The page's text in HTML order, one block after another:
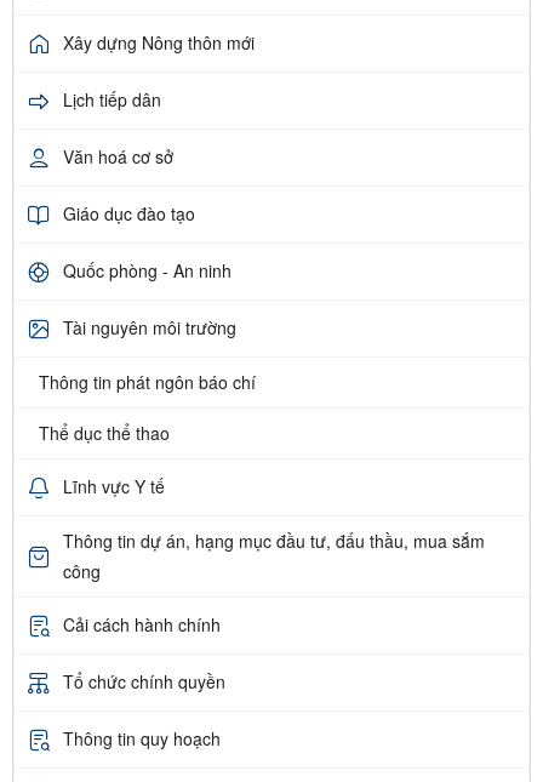
Xây dựng Nông thôn mới
Lịch tiếp dân
Văn hoá cơ sở
Giáo dục đào tạo
Quốc phòng - An ninh
Tài nguyên môi trường
Thông tin phát ngôn báo chí
Thể dục thể thao
Lĩnh vực Y tế
Thông tin dự án, hạng mục đầu tư, đấu thầu, mua sắm
công
Cải cách hành chính
Tổ chức chính quyền
Thông tin quy hoạch